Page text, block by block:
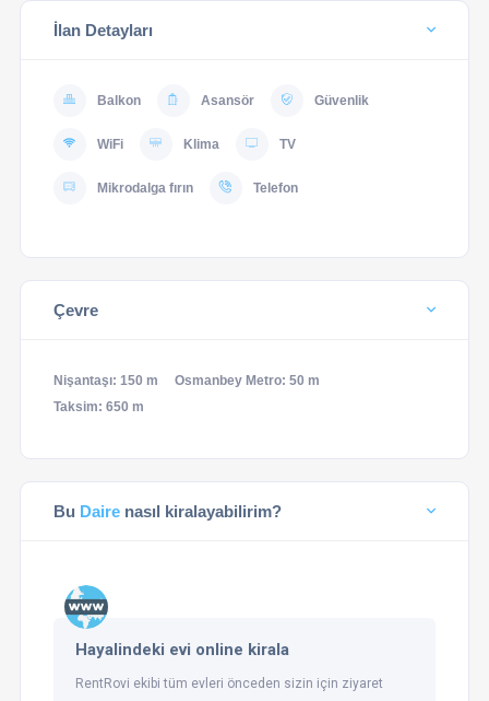
İlan Detayları
Balkon Asansör Güvenlik
WiFi Klima TV
Mikrodalga fırın Telefon
Çevre
Nişantaşı: 150 m
Osmanbey Metro: 50 m
Taksim: 650 m
Bu Daire nasıl kiralayabilirim?
Hayalindeki evi online kirala
RentRovi ekibi tüm evleri önceden sizin için ziyaret